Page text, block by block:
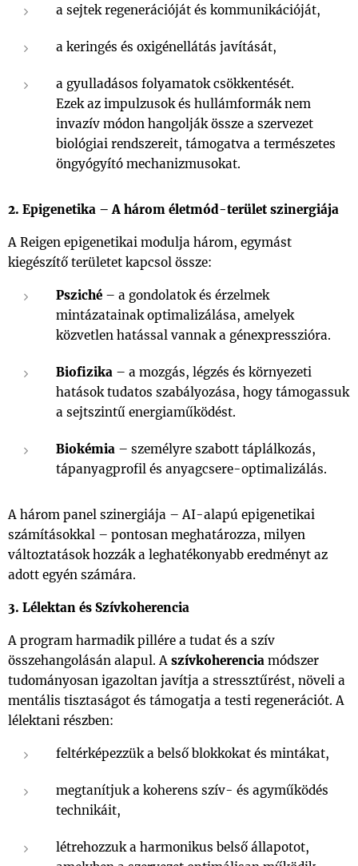
a sejtek regenerációját és kommunikációját,
a keringés és oxigénellátás javítását,
a gyulladásos folyamatok csökkentését.
Ezek az impulzusok és hullámformák nem
invazív módon hangolják össze a szervezet
biológiai rendszereit, támogatva a természetes
öngyógyító mechanizmusokat.
2. Epigenetika – A három életmód-terület szinergiája
A Reigen epigenetikai modulja három, egymást
kiegészítő területet kapcsol össze:
Psziché – a gondolatok és érzelmek
mintázatainak optimalizálása, amelyek
közvetlen hatással vannak a génexpresszióra.
Biofizika – a mozgás, légzés és környezeti
hatások tudatos szabályozása, hogy támogassuk
a sejtszintű energiaműködést.
Biokémia – személyre szabott táplálkozás,
tápanyagprofil és anyagcsere-optimalizálás.
A három panel szinergiája – AI-alapú epigenetikai
számításokkal – pontosan meghatározza, milyen
változtatások hozzák a leghatékonyabb eredményt az
adott egyén számára.
3. Lélektan és Szívkoherencia
A program harmadik pillére a tudat és a szív
összehangolásán alapul. A szívkoherencia módszer
tudományosan igazoltan javítja a stressztűrést, növeli a
mentális tisztaságot és támogatja a testi regenerációt. A
lélektani részben:
feltérképezzük a belső blokkokat és mintákat,
megtanítjuk a koherens szív- és agyműködés
technikáit,
létrehozzuk a harmonikus belső állapotot,